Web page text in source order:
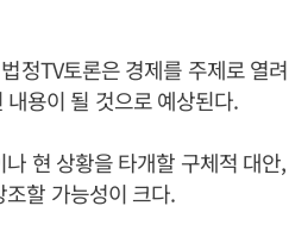
정TV토론은 경제를 주제로 열려
용이 될 것으로 예상된다.
현 상황을 타개할 구체적 대안,
할 가능성이 크다.